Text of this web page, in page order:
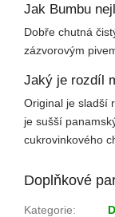
Jak Bumbu
Dobře chutná
zázvorovým
Jaký je rozdíl
Original je sladší
je sušší
cukrovinkového
Doplňkové
Kategorie: